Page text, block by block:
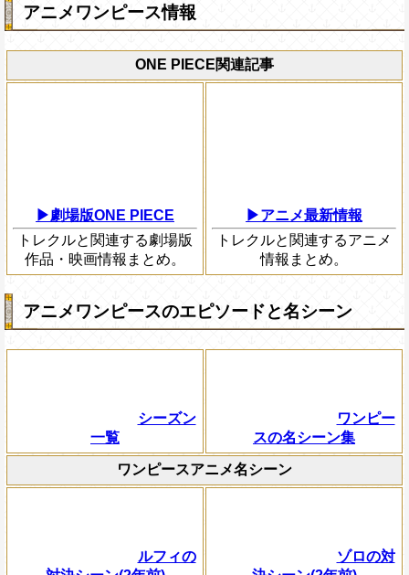
アニメワンピース情報
ONE PIECE関連記事
▶劇場版ONE PIECE
トレクルと関連する劇場版
作品・映画情報まとめ。
▶アニメ最新情報
トレクルと関連するアニメ
情報まとめ。
アニメワンピースのエピソードと名シーン
シーズン
一覧
ワンピー
スの名シーン集
ワンピースアニメ名シーン
ルフィの
ゾロの対